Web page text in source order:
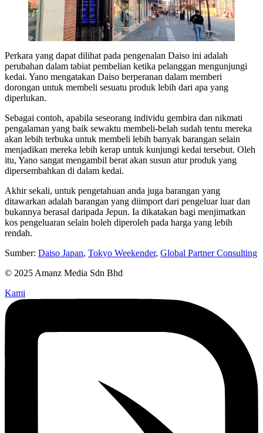
Perkara yang dapat dilihat pada pengenalan Daiso ini adalah
perubahan dalam tabiat pembelian ketika pelanggan mengunjungi
kedai. Yano mengatakan Daiso berperanan dalam memberi
dorongan untuk membeli sesuatu produk lebih dari apa yang
diperlukan.
Sebagai contoh, apabila seseorang individu gembira dan nikmati
pengalaman yang baik sewaktu membeli-belah sudah tentu mereka
akan lebih terbuka untuk membeli lebih banyak barangan selain
menjadikan mereka lebih kerap untuk kunjungi kedai tersebut. Oleh
itu, Yano sangat mengambil berat akan susun atur produk yang
dipersembahkan di dalam kedai.
Akhir sekali, untuk pengetahuan anda juga barangan yang
ditawarkan adalah barangan yang diimport dari pengeluar luar dan
bukannya berasal daripada Jepun. Ia dikatakan bagi menjimatkan
kos pengeluaran selain boleh diperoleh pada harga yang lebih
rendah.
Sumber: Daiso Japan, Tokyo Weekender, Global Partner Consulting
© 2025 Amanz Media Sdn Bhd
Kami